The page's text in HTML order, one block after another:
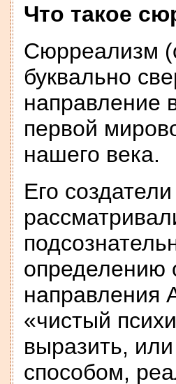
Что такое
Сюрреализм
буквально
направление
первой
нашего века.
Его
определению
направления
«чистый
выразить,
способом,